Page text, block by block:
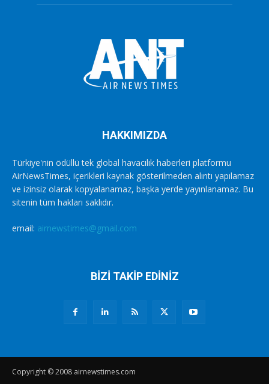
HAKKIMIZDA
Türkiye'nin ödüllü tek global havacılık haberleri platformu
AirNewsTimes, içerikleri kaynak gösterilmeden alıntı yapılamaz
ve izinsiz olarak kopyalanamaz, başka yerde yayınlanamaz. Bu
sitenin tüm hakları saklıdır.
email: airnewstimes@gmail.com
BİZİ TAKİP EDİNİZ
Copyright © 2008 airnewstimes.com